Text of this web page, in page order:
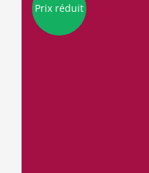
Prix réduit